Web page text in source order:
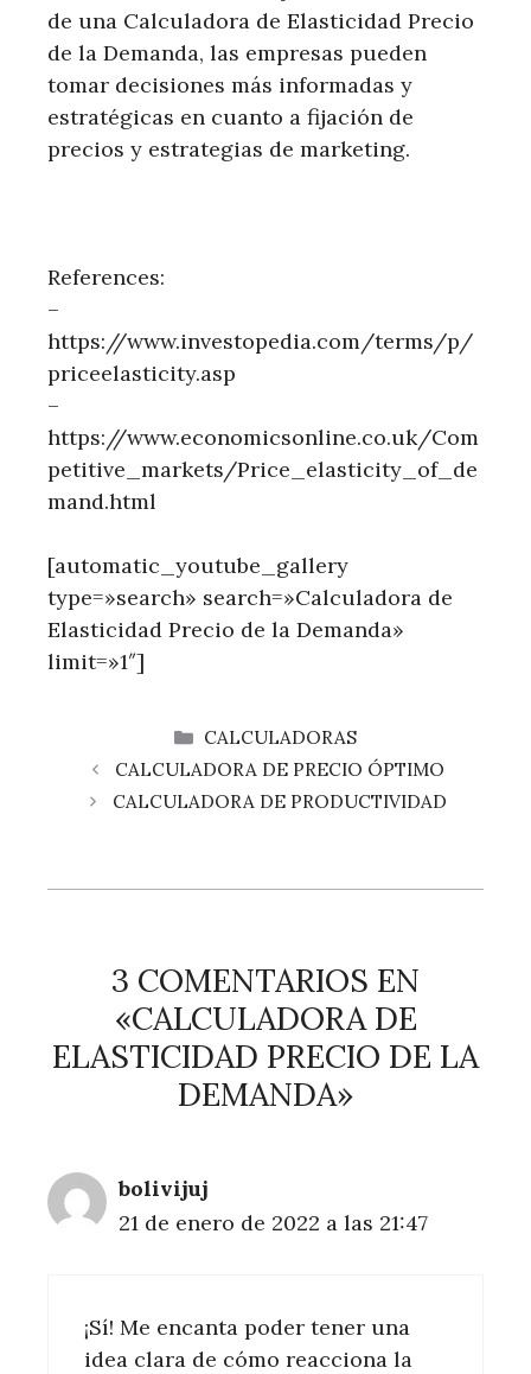
de una Calculadora de Elasticidad Precio
de la Demanda, las empresas pueden
tomar decisiones más informadas y
estratégicas en cuanto a fijación de
precios y estrategias de marketing.
References:
–
https://www.investopedia.com/terms/p/
priceelasticity.asp
–
https://www.economicsonline.co.uk/Com
petitive_markets/Price_elasticity_of_de
mand.html
[automatic_youtube_gallery
type=»search» search=»Calculadora de
Elasticidad Precio de la Demanda»
limit=»1″]
CATEGORÍAS
CALCULADORAS
CALCULADORA DE PRECIO ÓPTIMO
CALCULADORA DE PRODUCTIVIDAD
3 COMENTARIOS EN
«CALCULADORA DE
ELASTICIDAD PRECIO DE LA
DEMANDA»
bolivijuj
21 de enero de 2022 a las 21:47
¡Sí! Me encanta poder tener una
idea clara de cómo reacciona la